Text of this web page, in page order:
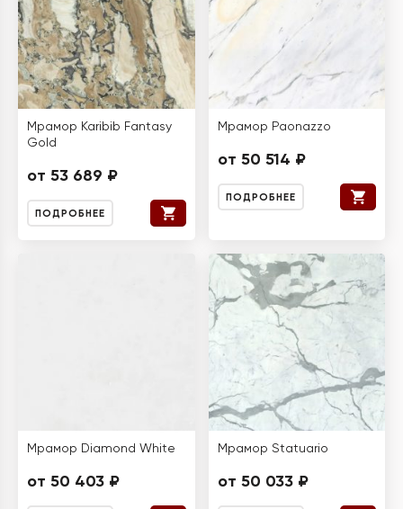
Мрамор Karibib Fantasy
Gold
от 53 689 ₽
ПОДРОБНЕЕ
Мрамор Paonazzo
от 50 514 ₽
ПОДРОБНЕЕ
Мрамор Diamond White
от 50 403 ₽
Мрамор Statuario
от 50 033 ₽